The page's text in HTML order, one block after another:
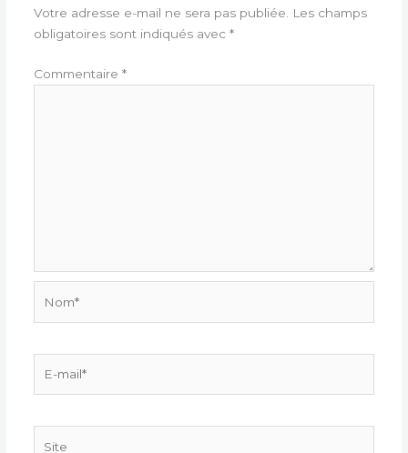
Votre adresse e-mail ne sera pas publiée. Les champs
obligatoires sont indiqués avec *
Commentaire *